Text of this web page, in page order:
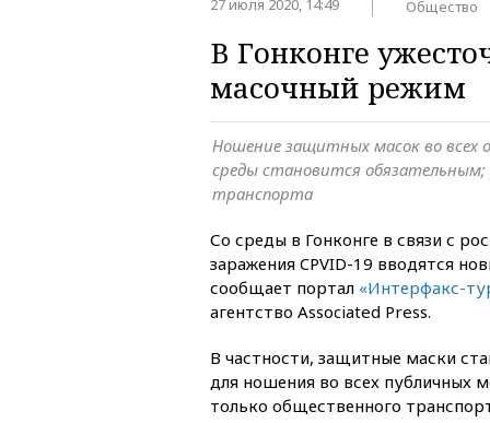
27 июля 2020, 14:49 Общество
В Гонконге
масочный режим
Ношение защитных масок во всех
среды становится обязательным;
транспорта
Со среды в Гонконге в связи с
заражения CPVID-19 вводятся
сообщает портал «Интерфакс-
агентство Associated Press.
В частности, защитные маски
для ношения во всех публичных
только общественного